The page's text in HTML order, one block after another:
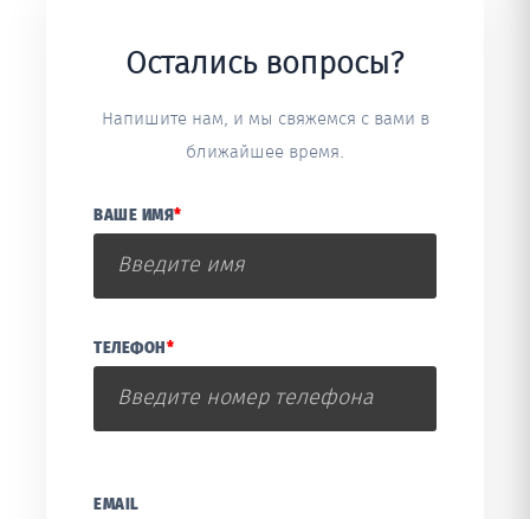
Остались вопросы?
Напишите нам, и мы свяжемся с вами в
ближайшее время.
ВАШЕ ИМЯ *
ТЕЛЕФОН *
EMAIL